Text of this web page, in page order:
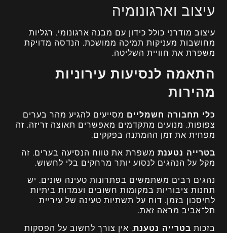
עיצוב וארגונומיה
עיצוב מודרני כולל כידון עם מבנה ארגונומי. רגליות
מחושבות מעניקות תמיכה ממושכת. הנדסה מדויקת
משפרת את חוויית השליטה.
התאמה לנסיעות עירוניות
מהירות
כלי תחבורה חשמליים מסייעים להגיע מהר בערים
צפופות. מנועים מתקדמים מאפשרים תאוצה זריזה. זה
מפחית את זמן ההמתנה בפקקים.
בטרייה נטענת משפרת את טווח הנסיעה בערים. זה
מקל על הנהגים לנסוע יותר מרחקים בלי לחשוש.
נהגים רבים משתמשים בפתרונות טעינה שונים. יש
תחנות ציבוריות במקומות חשובים ועמדות ביתיות
לחיסכון בזמן. דוח על תשתיות טעינה של עיריית
תל־אביב מראה זאת.
בזכות בטרייה נטענת, אין צורך לחשוב על הפסקות